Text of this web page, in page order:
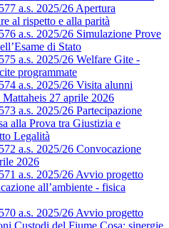
a.s. 2025/26 Apertura
al rispetto e alla parità
a.s. 2025/26 Simulazione Prove
di Stato
a.s. 2025/26 Welfare Gite -
programmate
a.s. 2025/26 Visita alunni
27 aprile 2026
a.s. 2025/26 Partecipazione
alla Prova tra Giustizia e
Legalità
a.s. 2025/26 Convocazione
2026
a.s. 2025/26 Avvio progetto
all’ambiente - fisica
a.s. 2025/26 Avvio progetto